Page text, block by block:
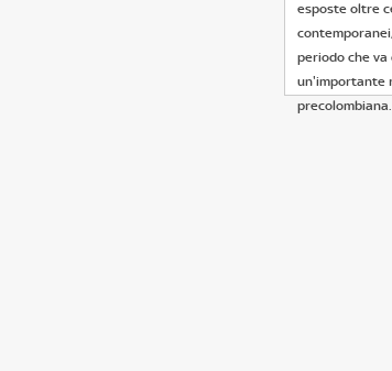
esposte oltre
periodo che va
un'importante
precolombiana.